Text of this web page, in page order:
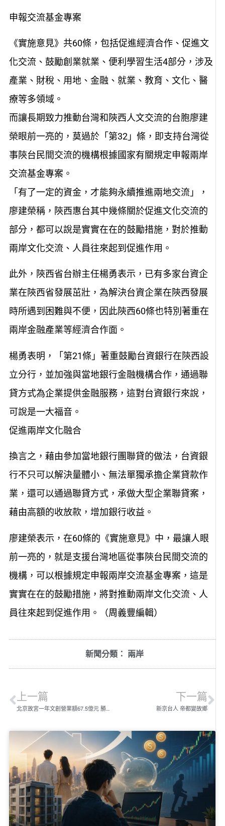
申報交流基金專案
《實施意見》共60條，包括促進經濟合作、促進文
化交流、鼓勵創業就業、便利學習生活4部分，涉及
產業、財稅、用地、金融、就業、教育、文化、醫
療等多領域。
而讓長期致力推動台灣和陝西人文交流的台胞廖建
榮眼前一亮的，莫過於「第32」條，即支持台灣從
事陝台民間交流的機構根據國家有關規定申報兩岸
交流基金專案。
「有了一定的資金，才能夠永續推進兩地交流」，
廖建榮稱，陝西惠台其中幾條關於促進文化交流的
部分，都可以說是實實在在的鼓勵措施，對於推動
兩岸文化交流、人員往來起到促進作用。
此外，陝西省台辦主任楊勇表示，已有多家台資企
業在陝西省發展茁壯，為解決台資企業在陝西發展
時所遇到困難與不便，因此陝西60條也特別著重在
兩岸金融產業等經濟合作面。
楊勇表明，「第21條」著重鼓勵台資銀行在陝西設
立分行，並加強與當地銀行金融機構合作，通過聯
貸方式為企業提供金融服務，這對台資銀行來說，
可說是一大福音。
促進兩岸文化融合
換言之，藉由參加當地銀行團聯貸的做法，台資銀
行不只可以解決量體小、無法單獨承擔企業貸款作
業，還可以通過聯貸方式，承做大型企業聯貸案，
藉由高額的收放款，增加銀行收益。
廖建榮表示，在60條的《實施意見》中，最讓人眼
前一亮的，就是支援台灣地區從事陝台民間交流的
機構，可以根據規定申報兩岸交流基金專案，這是
實實在在的鼓勵措施，將對推動兩岸文化交流、人
員往來起到促進作用。（周義豐編輯）
新聞分類： 兩岸
上一篇
北京故宮一年文創營業額67.5億元 勝過1,500間A股公司
下一篇
新京台人 帝都變故鄉